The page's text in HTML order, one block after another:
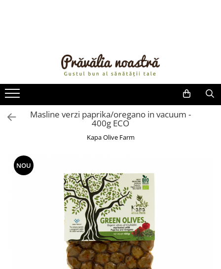
ULEIURI ȘI UNTURI
MĂSLINE
NUCI ȘI SEMINȚE
FRUCTE DESHIDRATATE
ÎNDULCITORI NATURALI / MIERE
OȚETURI ȘI SOSURI
SOSURI
FĂINĂ FĂRĂ GLUTEN
BĂUTURI / LAPTE VEGETAL
CREME ȘI PASTE TARTINABILE
CEAIURI GRECEȘTI
Masline verzi paprika/oregano in vacuum -
400g ECO
Kapa Olive Farm
NOU